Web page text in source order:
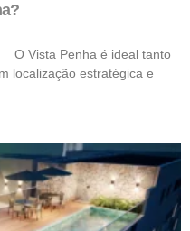
Vista Penha é ideal tanto
localização estratégica e